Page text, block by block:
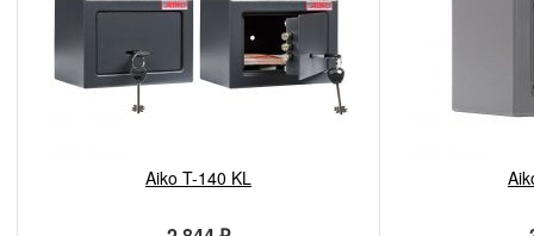
Aiko T-140 KL